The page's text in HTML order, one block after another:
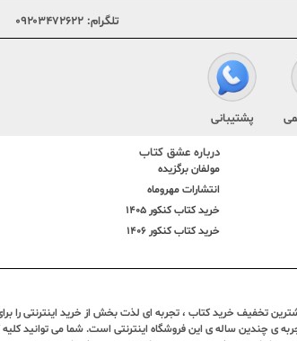
تلگرام: ۰۹۲۰۳۴۷۲۶۲۲
پشتیبانی
درباره عشق کتاب
مولفان برگزیده
انتشارات مهروماه
خرید کتاب کنکور 1405
خرید کتاب کنکور 1406
تخفیف خرید کتاب ، تجربه ای لذت بخش از خرید اینترنتی را
حاصل تجربه ی چندین ساله ی این فروشگاه اینترنتی است. شما می توانید